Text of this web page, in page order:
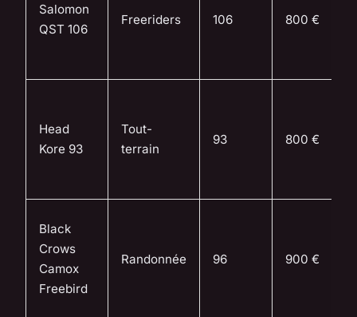
Salomon
QST 106
Freeriders 106 800 €
Head
Kore 93
Tout-
terrain
93 800 €
Black
Crows
Camox
Freebird
Randonnée 96 900 €